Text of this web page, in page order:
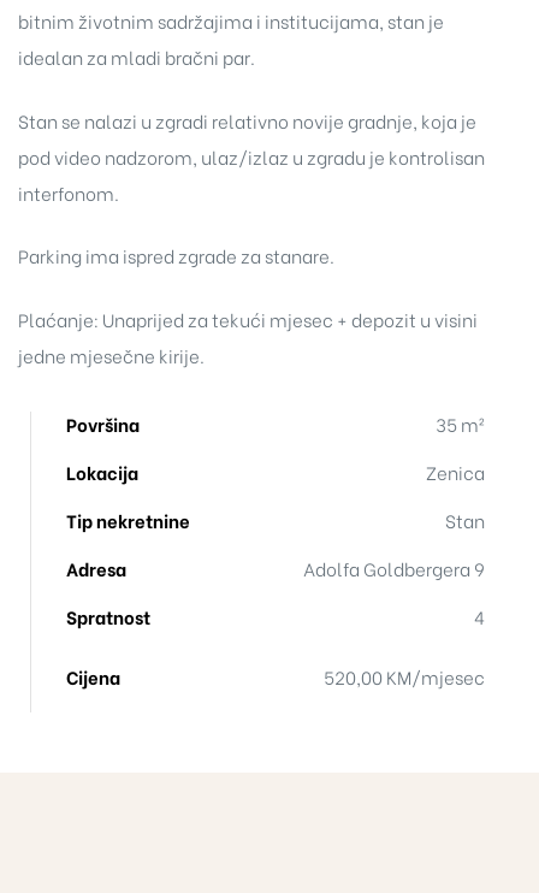
bitnim životnim sadržajima i institucijama, stan je
idealan za mladi bračni par.
Stan se nalazi u zgradi relativno novije gradnje, koja je
pod video nadzorom, ulaz/izlaz u zgradu je kontrolisan
interfonom.
Parking ima ispred zgrade za stanare.
Plaćanje: Unaprijed za tekući mjesec + depozit u visini
jedne mjesečne kirije.
Površina
35 m²
Lokacija
Zenica
Tip nekretnine
Stan
Adresa
Adolfa Goldbergera 9
Spratnost
4
Cijena 520,00 KM/mjesec